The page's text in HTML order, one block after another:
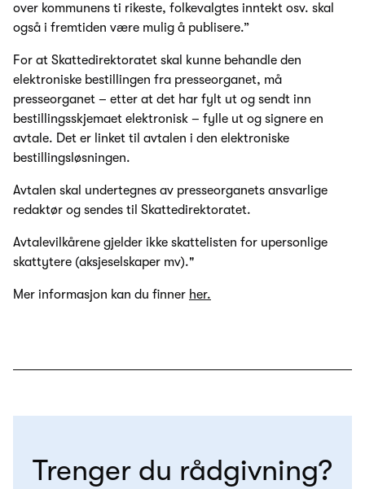
over kommunens ti rikeste, folkevalgtes inntekt osv. skal
også i fremtiden være mulig å publisere.”
For at Skattedirektoratet skal kunne behandle den
elektroniske bestillingen fra presseorganet, må
presseorganet – etter at det har fylt ut og sendt inn
bestillingsskjemaet elektronisk – fylle ut og signere en
avtale. Det er linket til avtalen i den elektroniske
bestillingsløsningen.
Avtalen skal undertegnes av presseorganets ansvarlige
redaktør og sendes til Skattedirektoratet.
Avtalevilkårene gjelder ikke skattelisten for upersonlige
skattytere (aksjeselskaper mv)."
Mer informasjon kan du finner her.
Trenger du rådgivning?